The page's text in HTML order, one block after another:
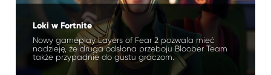
Loki w Fortnite
Nowy gameplay Layers of Fear 2 pozwala mieć
nadzieję, że druga odsłona przeboju Bloober Team
także przypadnie do gustu graczom.